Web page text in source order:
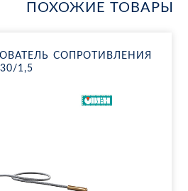
ПОХОЖИЕ ТОВАРЫ
СО­ПРО­ТИВ­ЛЕ­НИЯ
1,5